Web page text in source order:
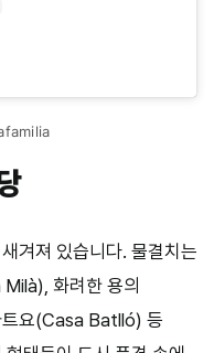
겨져 있습니다. 물결치는
화려한 용의
트요(Casa Batlló) 등